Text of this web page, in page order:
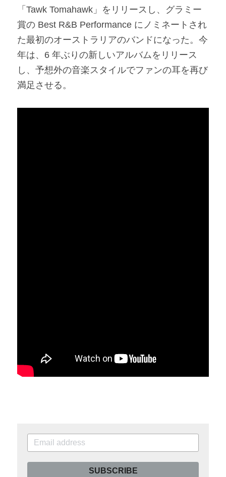
「Tawk Tomahawk」をリリースし、グラミー
賞の Best R&B Performance にノミネートされ
た最初のオーストラリアのバンドになった。今
年は、6 年ぶりの新しいアルバムをリリース
し、予想外の音楽スタイルでファンの耳を再び
満足させる。​
SUBSCRIBE